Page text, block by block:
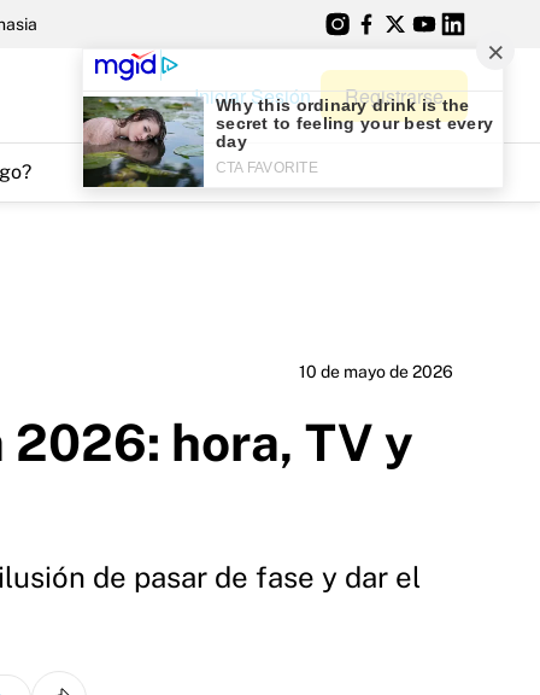
Iniciar Sesión Registrarse
10 de mayo de 2026
2026: hora, TV y
de pasar de fase y dar el